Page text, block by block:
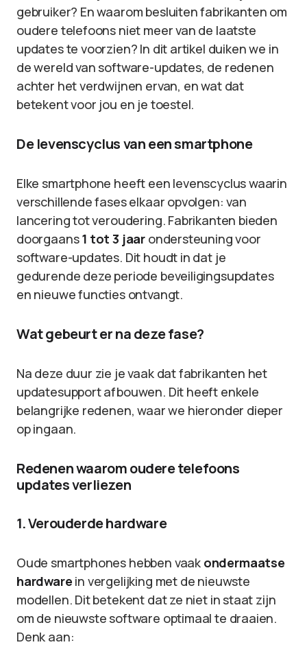
gebruiker? En waarom besluiten fabrikanten om
oudere telefoons niet meer van de laatste
updates te voorzien? In dit artikel duiken we in
de wereld van software-updates, de redenen
achter het verdwijnen ervan, en wat dat
betekent voor jou en je toestel.
De levenscyclus van een smartphone
Elke smartphone heeft een levenscyclus waarin
verschillende fases elkaar opvolgen: van
lancering tot veroudering. Fabrikanten bieden
doorgaans1 tot 3 jaar ondersteuning voor
software-updates. Dit houdt in dat je
gedurende deze periode beveiligingsupdates
en nieuwe functies ontvangt.
Wat gebeurt er na deze fase?
Na deze duur zie je vaak dat fabrikanten het
updatesupport afbouwen. Dit heeft enkele
belangrijke redenen, waar we hieronder dieper
op ingaan.
Redenen waarom oudere telefoons
updates verliezen
1. Verouderde hardware
Oude smartphones hebben vaak ondermaatse
hardware in vergelijking met de nieuwste
modellen. Dit betekent dat ze niet in staat zijn
om de nieuwste software optimaal te draaien.
Denk aan: